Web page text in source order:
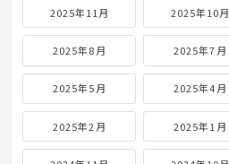
2025年11月 2025年10月
2025年8月 2025年7月
2025年5月 2025年4月
2025年2月 2025年1月